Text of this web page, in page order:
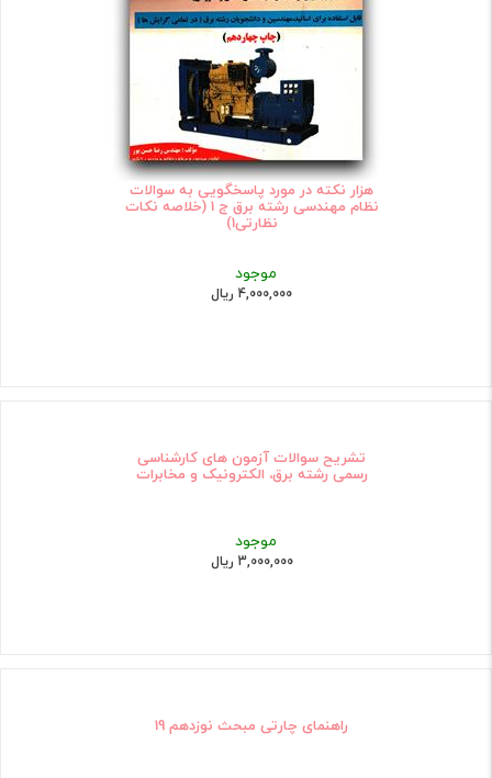
هزار نکته در مورد پاسخگویی به سوالات
نظام مهندسی رشته برق ج 1 (خلاصه نکات
نظارتی1)
موجود
4,000,000 ریال
تشریح سوالات آزمون های کارشناسی
رسمی رشته برق، الکترونیک و مخابرات
موجود
3,000,000 ریال
راهنمای چارتی مبحث نوزدهم 19